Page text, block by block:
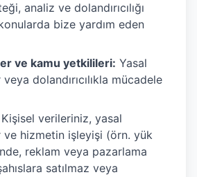
analiz ve dolandırıcılığı
bize yardım eden
ve kamu yetkilileri: Yasal
dolandırıcılıkla mücadele
Kişisel verileriniz, yasal
ve hizmetin işleyişi (örn. yük
reklam veya pazarlama
satılmaz veya